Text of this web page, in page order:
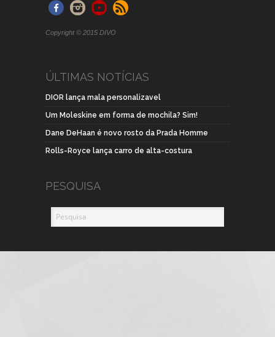
Copyright © 2015 DIVO
ÚLTIMAS NOTÍCIAS
DIOR lança mala personalizavel
Um Moleskine em forma de mochila? Sim!
Dane DeHaan é novo rosto da Prada Homme
Rolls-Royce lança carro de alta-costura
PESQUISA